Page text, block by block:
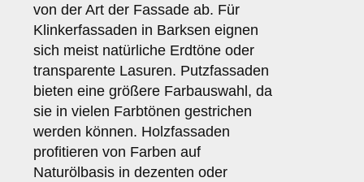
von der Art der Fassade ab. Für
Klinkerfassaden in Barksen eignen
sich meist natürliche Erdtöne oder
transparente Lasuren. Putzfassaden
bieten eine größere Farbauswahl, da
sie in vielen Farbtönen gestrichen
werden können. Holzfassaden
profitieren von Farben auf
Naturölbasis in dezenten oder